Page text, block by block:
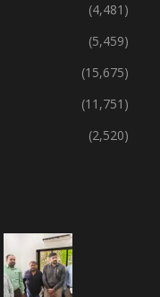
(4,481)
(5,459)
(15,675)
(11,751)
(2,520)